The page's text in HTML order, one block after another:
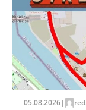
pisania
05.08.2026|